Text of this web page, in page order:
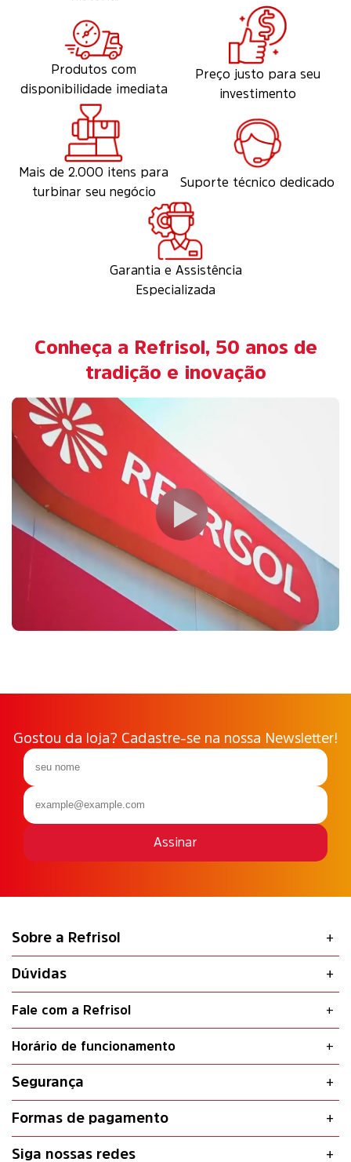
Produtos com
disponibilidade imediata
Preço justo para seu
investimento
Mais de 2.000 itens para
turbinar seu negócio
Suporte técnico dedicado
Garantia e Assistência
Especializada
Conheça a Refrisol, 50 anos de
tradição e inovação
Gostou da loja? Cadastre-se na nossa Newsletter!
Assinar
Sobre a Refrisol
Dúvidas
Fale com a Refrisol
Horário de funcionamento
Segurança
Formas de pagamento
Siga nossas redes